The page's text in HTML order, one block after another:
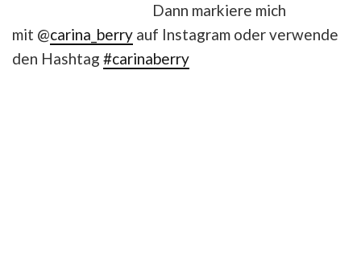
Dann markiere mich
mit @carina_berry auf Instagram oder verwende
den Hashtag #carinaberry